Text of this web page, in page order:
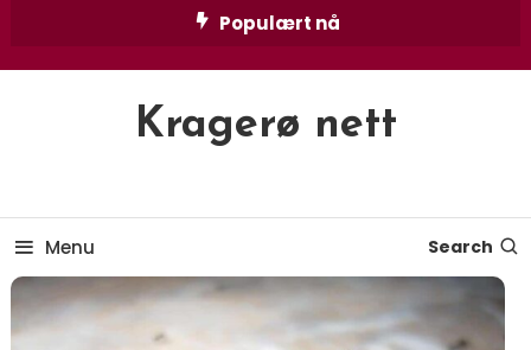
Populært nå
Kragerø nett
Menu Search